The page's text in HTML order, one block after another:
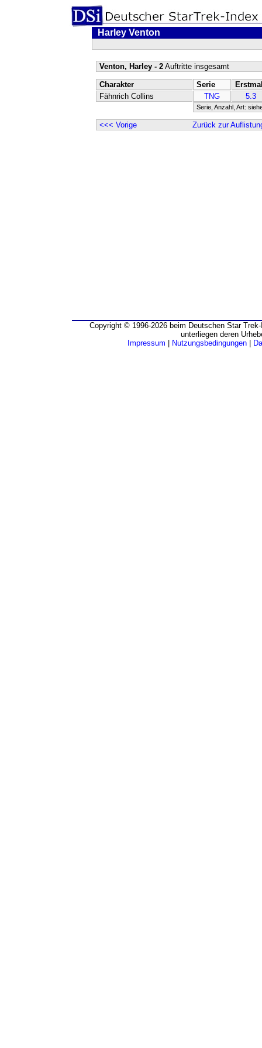
Harley Venton
Venton, Harley - 2Auftritte insgesamt
Charakter Serie
Fähnrich Collins
TNG 5.3
Serie, Anzahl, Art:
<<< Vorige Zurück zur
Copyright © 1996-2026 beim Deutschen Star
unterliegen deren
Impressum
Nutzungsbedingungen